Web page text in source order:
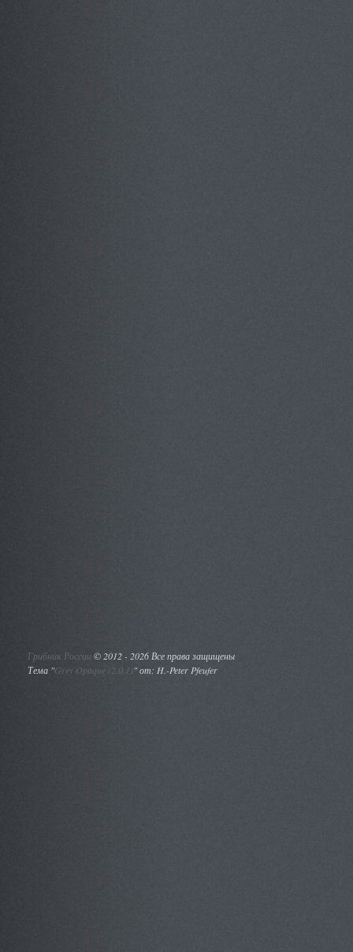
Грибник России ©2012 - 2026 Все права защищены
Тема "Grey Opaque (2.0.1)" от: H.-Peter Pfeufer